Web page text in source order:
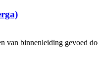
van binnenleiding gevoed